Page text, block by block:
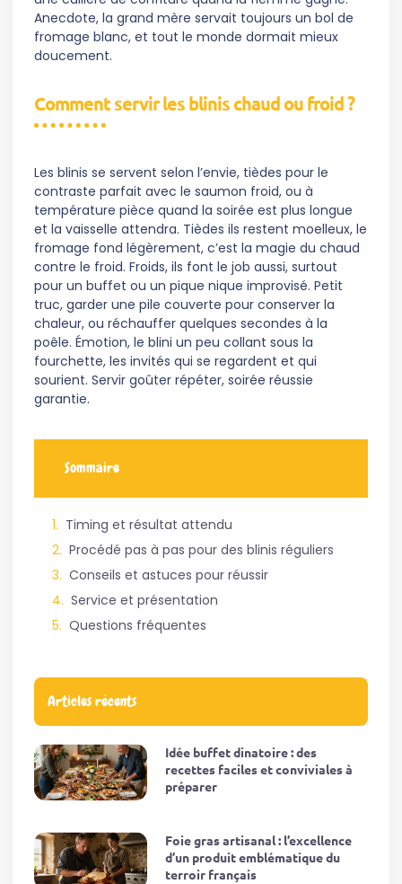
Anecdote, la grand mère servait toujours un bol de
fromage blanc, et tout le monde dormait mieux
doucement.
Comment servir les blinis chaud ou froid ?
Les blinis se servent selon l’envie, tièdes pour le
contraste parfait avec le saumon froid, ou à
température pièce quand la soirée est plus longue
et la vaisselle attendra. Tièdes ils restent moelleux, le
fromage fond légèrement, c’est la magie du chaud
contre le froid. Froids, ils font le job aussi, surtout
pour un buffet ou un pique nique improvisé. Petit
truc, garder une pile couverte pour conserver la
chaleur, ou réchauffer quelques secondes à la
poêle. Émotion, le blini un peu collant sous la
fourchette, les invités qui se regardent et qui
sourient. Servir goûter répéter, soirée réussie
garantie.
Sommaire
Timing et résultat attendu
Procédé pas à pas pour des blinis réguliers
Conseils et astuces pour réussir
Service et présentation
Questions fréquentes
Articles récents
Idée buffet dinatoire : des
recettes faciles et conviviales à
préparer
Foie gras artisanal : l’excellence
d’un produit emblématique du
terroir français